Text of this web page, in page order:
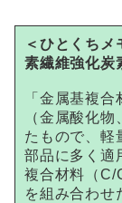
＜ひとくち
素繊維強化炭
「金属基複
（金属酸化
たもので、軽
部品に多く適
複合材料（C/
を組み合わ